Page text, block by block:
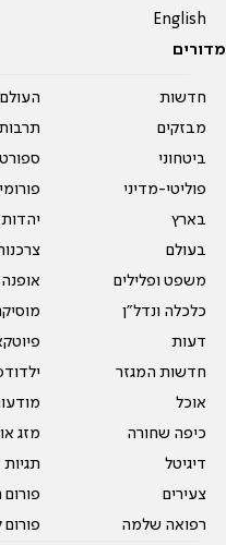
English
מדורים
חדשות
מבזקים
ביטחוני
פוליטי-מדיני
בארץ
בעולם
משפט ופלילים
כלכלה ונדל"ן
דעות
חדשות המגזר
אוכל
כיפה שחורה
דיגיטל
צעירים
רפואה שלמה
ספורט
יהדות
אופנה
מזג
תגיות
פורום
פורום